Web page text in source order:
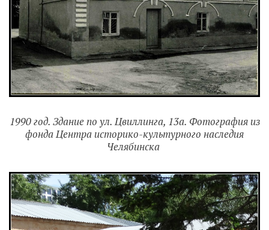
1990 год. Здание по ул. Цвиллинга, 13а. Фотография из
фонда Центра историко-культурного наследия
Челябинска